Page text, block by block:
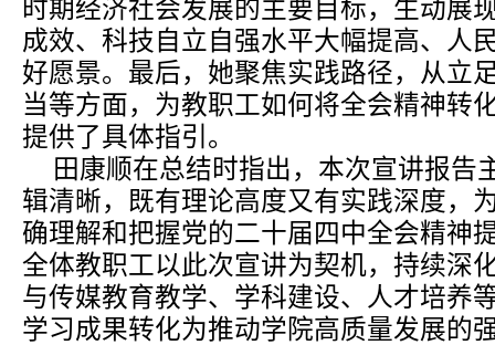
时期经济社会发展的主要目标，生动展
成效、科技自立自强水平大幅提高、人
好愿景。最后，她聚焦实践路径，从立
当等方面，为教职工如何将全会精神转
提供了具体指引。
田康顺在总结时指出，本次宣讲报告
辑清晰，既有理论高度又有实践深度，
确理解和把握党的二十届四中全会精神
全体教职工以此次宣讲为契机，持续深
与传媒教育教学、学科建设、人才培养
学习成果转化为推动学院高质量发展的